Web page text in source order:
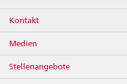
Kontakt
Medien
Stellenangebote